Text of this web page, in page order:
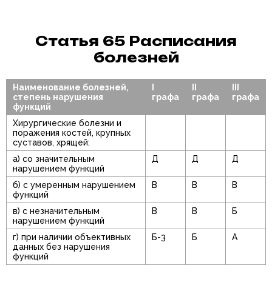
Статья 65 Расписания
болезней
Наименование болезней,
степень нарушения
функций
графа
графа
графа
Хирургические болезни и
поражения костей, крупных
суставов, хрящей:
а) со значительным
нарушением функций
Д Д Д
б) с умеренным нарушением
функций
В В В
в) с незначительным
нарушением функций
В В Б
г) при наличии объективных
данных без нарушения
функций
Б-3 Б А